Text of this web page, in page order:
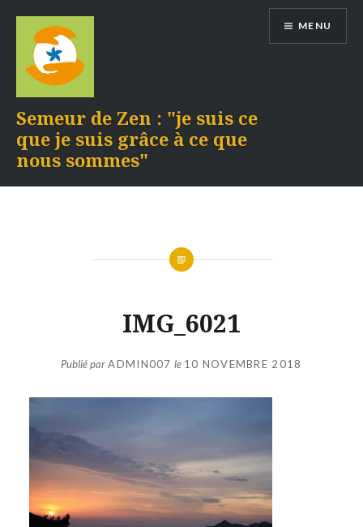
contenu
Semeur de Zen : "je suis ce
que je suis grâce à ce que
nous sommes"
MENU
IMG_6021
Publié parADMIN007 le 10 NOVEMBRE 2018